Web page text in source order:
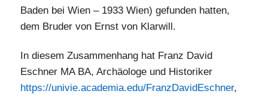
Baden bei Wien – 1933 Wien) gefunden hatten,
dem Bruder von Ernst von Klarwill.
In diesem Zusammenhang hat Franz David
Eschner MA BA, Archäologe und Historiker
https://univie.academia.edu/FranzDavidEschner,